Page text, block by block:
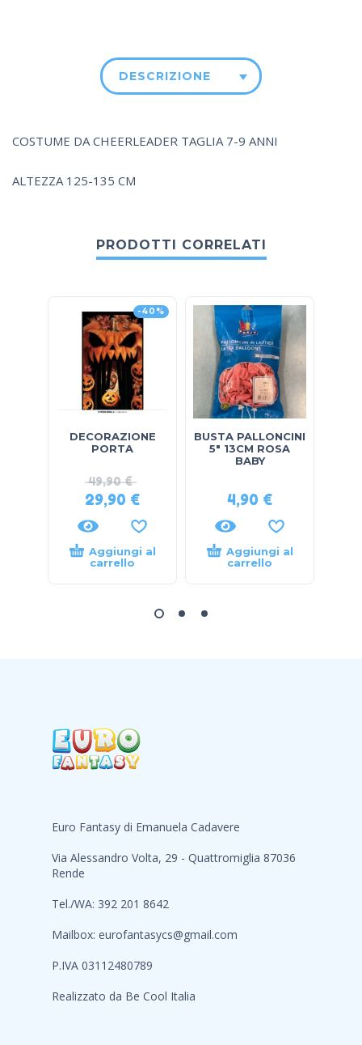
DESCRIZIONE
COSTUME DA CHEERLEADER TAGLIA 7-9 ANNI
ALTEZZA 125-135 CM
PRODOTTI CORRELATI
-40%
DECORAZIONE
PORTA
49,90€
29,90 €
Aggiungi al
carrello
BUSTA PALLONCINI
5″ 13CM ROSA
BABY
4,90 €
Aggiungi al
carrello
Euro Fantasy di Emanuela Cadavere
Via Alessandro Volta, 29 - Quattromiglia 87036
Rende
Tel./WA: 392 201 8642
Mailbox: eurofantasycs@gmail.com
P.IVA 03112480789
Realizzato da Be Cool Italia